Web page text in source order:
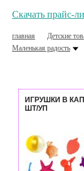
Скачать прайс-
главная Детские
Маленькая радость
ИГРУШКИ В
ШТ/УП